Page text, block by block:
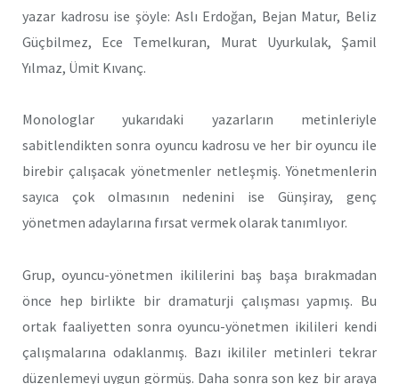
yazar kadrosu ise şöyle: Aslı Erdoğan, Bejan Matur, Beliz
Güçbilmez, Ece Temelkuran, Murat Uyurkulak, Şamil
Yılmaz, Ümit Kıvanç.
Monologlar yukarıdaki yazarların metinleriyle
sabitlendikten sonra oyuncu kadrosu ve her bir oyuncu ile
birebir çalışacak yönetmenler netleşmiş. Yönetmenlerin
sayıca çok olmasının nedenini ise Günşiray, genç
yönetmen adaylarına fırsat vermek olarak tanımlıyor.
Grup, oyuncu-yönetmen ikililerini baş başa bırakmadan
önce hep birlikte bir dramaturji çalışması yapmış. Bu
ortak faaliyetten sonra oyuncu-yönetmen ikilileri kendi
çalışmalarına odaklanmış. Bazı ikililer metinleri tekrar
düzenlemeyi uygun görmüş. Daha sonra son kez bir araya